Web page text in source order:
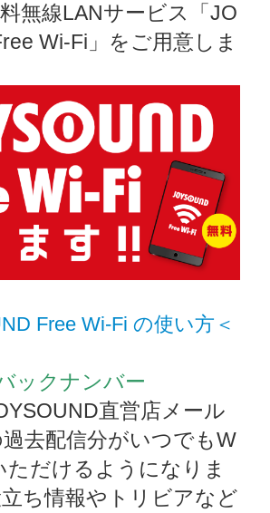
無線LANサービス「JO
Wi-Fi」をご用意しま
Free Wi-Fi の使い方＜
ックナンバー
直営店メール
去配信分がいつでもW
ただけるようになりま
ち情報やトリビアなど